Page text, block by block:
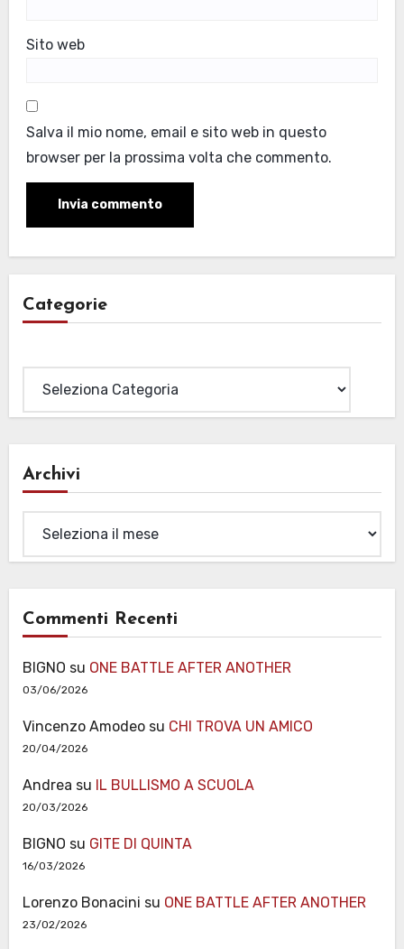
Sito web
Salva il mio nome, email e sito web in questo
browser per la prossima volta che commento.
Categorie
Archivi
Commenti Recenti
BIGNO su ONE BATTLE AFTER ANOTHER
03/06/2026
Vincenzo Amodeosu CHI TROVA UN AMICO
20/04/2026
Andrea su IL BULLISMO A SCUOLA
20/03/2026
BIGNO su GITE DI QUINTA
16/03/2026
Lorenzo Bonacini su ONE BATTLE AFTER ANOTHER
23/02/2026